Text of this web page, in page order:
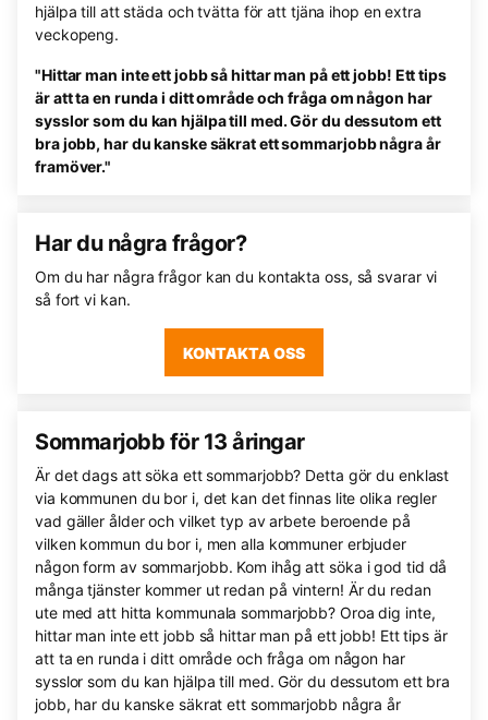
hjälpa till att städa och tvätta för att tjäna ihop en extra
veckopeng.
"Hittar man inte ett jobb så hittar man på ett jobb! Ett tips
är att ta en runda i ditt område och fråga om någon har
sysslor som du kan hjälpa till med. Gör du dessutom ett
bra jobb, har du kanske säkrat ett sommarjobb några år
framöver."
Har du några frågor?
Om du har några frågor kan du kontakta oss, så svarar vi
så fort vi kan.
KONTAKTA OSS
Sommarjobb för 13 åringar
Är det dags att söka ett sommarjobb? Detta gör du enklast
via kommunen du bor i, det kan det finnas lite olika regler
vad gäller ålder och vilket typ av arbete beroende på
vilken kommun du bor i, men alla kommuner erbjuder
någon form av sommarjobb. Kom ihåg att söka i god tid då
många tjänster kommer ut redan på vintern! Är du redan
ute med att hitta kommunala sommarjobb? Oroa dig inte,
hittar man inte ett jobb så hittar man på ett jobb! Ett tips är
att ta en runda i ditt område och fråga om någon har
sysslor som du kan hjälpa till med. Gör du dessutom ett bra
jobb, har du kanske säkrat ett sommarjobb några år